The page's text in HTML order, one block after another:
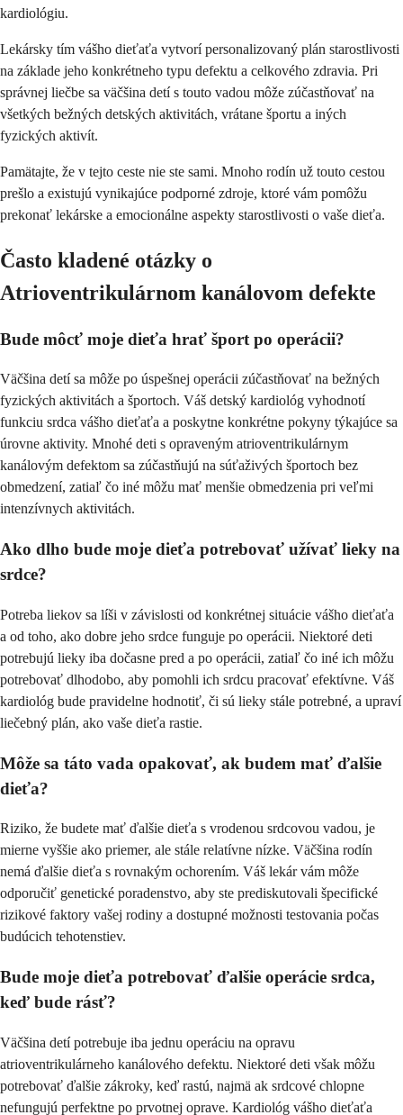
kardiológiu.
Lekársky tím vášho dieťaťa vytvorí personalizovaný plán starostlivosti
na základe jeho konkrétneho typu defektu a celkového zdravia. Pri
správnej liečbe sa väčšina detí s touto vadou môže zúčastňovať na
všetkých bežných detských aktivitách, vrátane športu a iných
fyzických aktivít.
Pamätajte, že v tejto ceste nie ste sami. Mnoho rodín už touto cestou
prešlo a existujú vynikajúce podporné zdroje, ktoré vám pomôžu
prekonať lekárske a emocionálne aspekty starostlivosti o vaše dieťa.
Často kladené otázky o
Atrioventrikulárnom kanálovom defekte
Bude môcť moje dieťa hrať šport po operácii?
Väčšina detí sa môže po úspešnej operácii zúčastňovať na bežných
fyzických aktivitách a športoch. Váš detský kardiológ vyhodnotí
funkciu srdca vášho dieťaťa a poskytne konkrétne pokyny týkajúce sa
úrovne aktivity. Mnohé deti s opraveným atrioventrikulárnym
kanálovým defektom sa zúčastňujú na súťaživých športoch bez
obmedzení, zatiaľ čo iné môžu mať menšie obmedzenia pri veľmi
intenzívnych aktivitách.
Ako dlho bude moje dieťa potrebovať užívať lieky na
srdce?
Potreba liekov sa líši v závislosti od konkrétnej situácie vášho dieťaťa
a od toho, ako dobre jeho srdce funguje po operácii. Niektoré deti
potrebujú lieky iba dočasne pred a po operácii, zatiaľ čo iné ich môžu
potrebovať dlhodobo, aby pomohli ich srdcu pracovať efektívne. Váš
kardiológ bude pravidelne hodnotiť, či sú lieky stále potrebné, a upraví
liečebný plán, ako vaše dieťa rastie.
Môže sa táto vada opakovať, ak budem mať ďalšie
dieťa?
Riziko, že budete mať ďalšie dieťa s vrodenou srdcovou vadou, je
mierne vyššie ako priemer, ale stále relatívne nízke. Väčšina rodín
nemá ďalšie dieťa s rovnakým ochorením. Váš lekár vám môže
odporučiť genetické poradenstvo, aby ste prediskutovali špecifické
rizikové faktory vašej rodiny a dostupné možnosti testovania počas
budúcich tehotenstiev.
Bude moje dieťa potrebovať ďalšie operácie srdca,
keď bude rásť?
Väčšina detí potrebuje iba jednu operáciu na opravu
atrioventrikulárneho kanálového defektu. Niektoré deti však môžu
potrebovať ďalšie zákroky, keď rastú, najmä ak srdcové chlopne
nefungujú perfektne po prvotnej oprave. Kardiológ vášho dieťaťa